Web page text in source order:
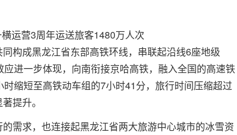
构成黑龙江省东部高铁环线，串联起沿线6座地级
进一步体现，向南衔接京哈高铁，融入全国的高速铁
缩短至高铁动车组的7小时41分，旅行时间压缩超过
提升。
需求，也连接起黑龙江省两大旅游中心城市的冰雪资